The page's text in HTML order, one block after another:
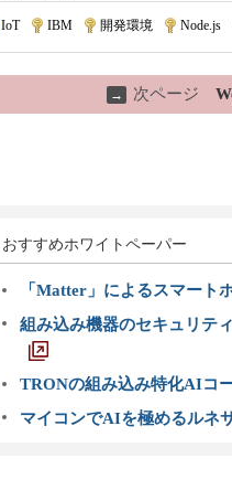
IoT| IBM 開発環境 Node.js
→ 次ページ
おすすめホワイトペーパー
「Matter」によるスマート
組み込み機器のセキュリテ
TRONの組み込み特化AIコ
マイコンでAIを極めるルネ